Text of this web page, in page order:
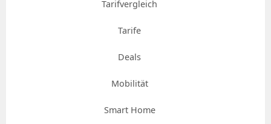
Tarifvergleich
Tarife
Deals
Mobilität
Smart Home